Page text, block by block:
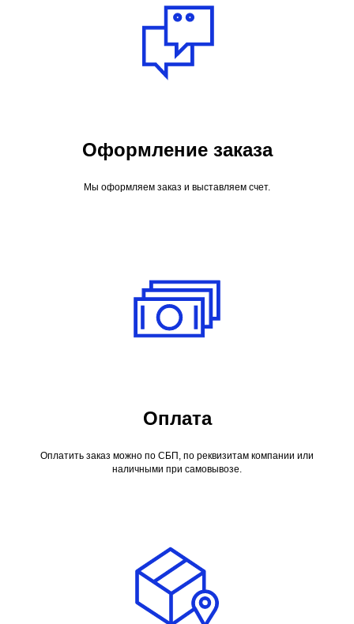
Оформление заказа
Мы оформляем заказ и выставляем счет.
Оплата
Оплатить заказ можно по СБП, по реквизитам компании или
наличными при самовывозе.